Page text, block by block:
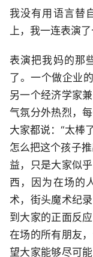
我没有用语言替
上，我一连表演了
表演把我妈的那
了。一个做企业
另一个经济学家
气氛分外热烈，
大家都说：“太棒
怎么把这个孩子
益，只是大家似
西，因为在场的
术，街头魔术纪
到大家的正面反
在场的所有朋友
望大家能够尽可